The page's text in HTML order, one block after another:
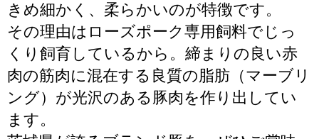
きめ細かく、柔らかいのが特徴です。
その理由はローズポーク専用飼料でじっ
くり飼育しているから。締まりの良い赤
肉の筋肉に混在する良質の脂肪（マーブリ
ング）が光沢のある豚肉を作り出してい
ます。